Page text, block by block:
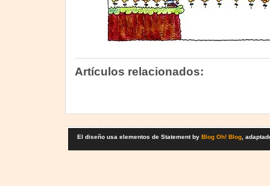
Artículos relacionados:
El diseño usa elementos de Statement by Blog Oh! Blog,